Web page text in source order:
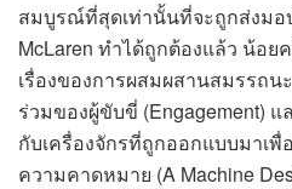
สมบูรณ์ที่สุดเท่านั้นที่จะถูกส่งมอ
McLaren ทำได้ถูกต้องแล้ว น้อย
เรื่องของการผสมผสานสมรรถน
ร่วมของผู้ขับขี่ (Engagement)
กับเครื่องจักรที่ถูกออกแบบมาเพื่
ความคาดหมาย (A Machine